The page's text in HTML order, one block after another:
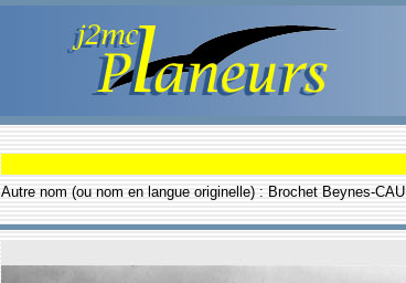
Autre nom (ou nom en langue originelle) : Brochet Beynes-CAU